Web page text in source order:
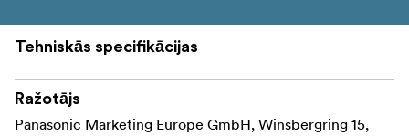
Tehniskās specifikācijas
Ražotājs
Panasonic Marketing Europe GmbH, Winsbergring 15,